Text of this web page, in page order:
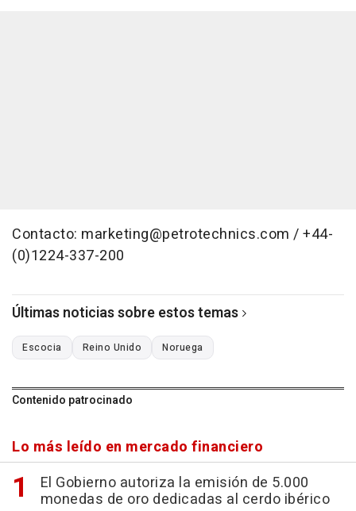
Contacto: marketing@petrotechnics.com / +44-
(0)1224-337-200
Últimas noticias sobre estos temas
Escocia Reino Unido Noruega
Contenido patrocinado
Lo más leído en mercado financiero
El Gobierno autoriza la emisión de 5.000
monedas de oro dedicadas al cerdo ibérico